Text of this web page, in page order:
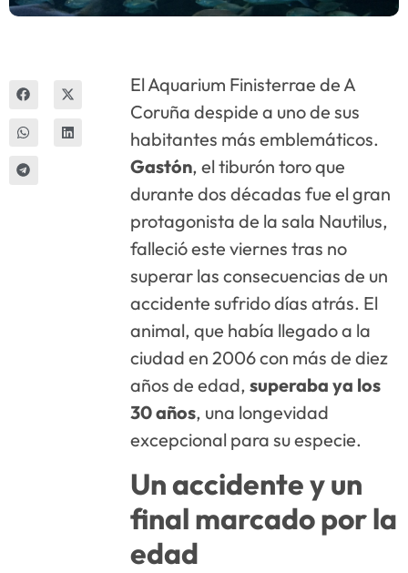
El Aquarium Finisterrae de A
Coruña despide a uno de sus
habitantes más emblemáticos.
Gastón, el tiburón toro que
durante dos décadas fue el gran
protagonista de la sala Nautilus,
falleció este viernes tras no
superar las consecuencias de un
accidente sufrido días atrás. El
animal, que había llegado a la
ciudad en 2006 con más de diez
años de edad,superaba ya los
30 años, una longevidad
excepcional para su especie.
Un accidente y un
final marcado por la
edad